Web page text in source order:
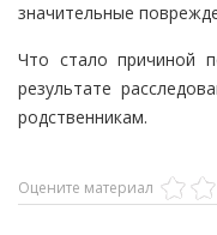
значительные
Что стало причиной
результате
родственникам.
Оцените материал